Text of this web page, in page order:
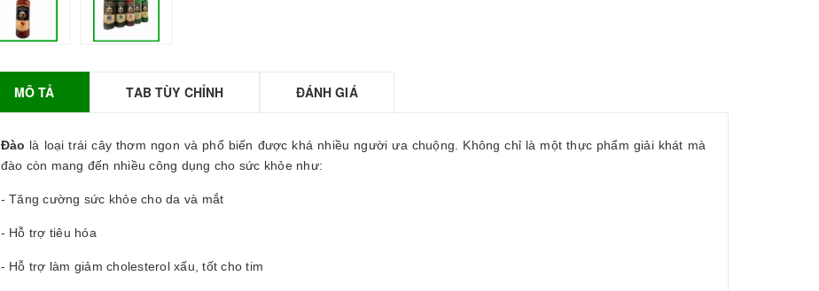
MÔ TẢ TAB TÙY CHỈNH ĐÁNH GIÁ
Đào là loại trái cây thơm ngon và phổ biến được khá nhiều người ưa chuộng. Không chỉ là một thực phẩm giải khát mà
đào còn mang đến nhiều công dụng cho sức khỏe như:
- Tăng cường sức khỏe cho da và mắt
- Hỗ trợ tiêu hóa
- Hỗ trợ làm giảm cholesterol xấu, tốt cho tim
BỘT SỮA TOBEE
THANH VỊ - 300g -
TOBEE FOOD | Bột
TOBEE FOOD
BIỆT 50G - ROYAL I
NGUYÊN LIỆU PHA